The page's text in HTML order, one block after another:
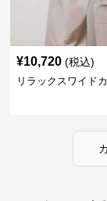
¥10,720 (税込)
リラックスワイド